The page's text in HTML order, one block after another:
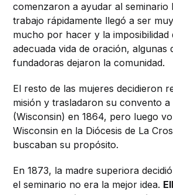
comenzaron a ayudar al seminario
trabajo rápidamente llegó a ser
mucho por hacer y la imposibilidad
adecuada vida de oración, algunas
fundadoras dejaron la comunidad.
El resto de las mujeres decidieron
misión y trasladaron su convento
(Wisconsin) en 1864, pero luego
Wisconsin en la Diócesis de La
buscaban su propósito.
En 1873, la madre superiora
el seminario no era la mejor idea.